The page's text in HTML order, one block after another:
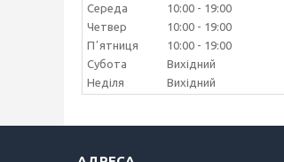
Середа
10:00
19:00
Четвер
10:00
19:00
Пʼятниця
10:00
19:00
Субота
Вихідний
Неділя
Вихідний